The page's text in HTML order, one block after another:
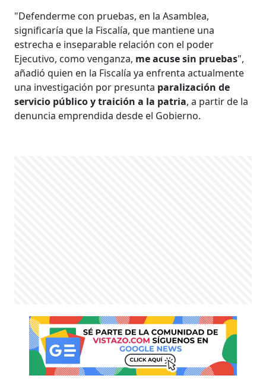
"Defenderme con pruebas, en la Asamblea,
significaría que la Fiscalía, que mantiene una
estrecha e inseparable relación con el poder
Ejecutivo, como venganza, me acuse sin pruebas",
añadió quien en la Fiscalía ya enfrenta actualmente
una investigación por presunta paralización de
servicio público y traición a la patria, a partir de la
denuncia emprendida desde el Gobierno.